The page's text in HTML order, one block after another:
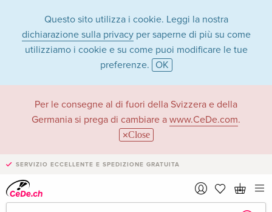
Questo sito utilizza i cookie. Leggi la nostra
dichiarazione sulla privacyper saperne di più su come
utilizziamo i cookie e su come puoi modificare le tue
preferenze. OK
Per le consegne al di fuori della Svizzera e della
Germania si prega di cambiare a www.CeDe.com.
Close
SERVIZIO ECCELLENTE E SPEDIZIONE GRATUITA
›